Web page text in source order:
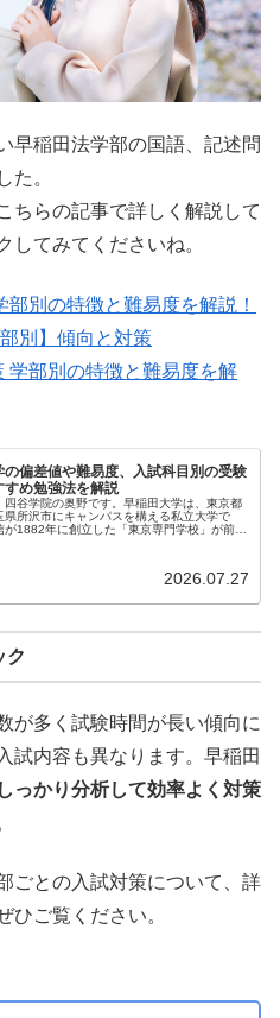
早稲田法学部の国語、記述問
た。
ちらの記事で詳しく解説して
してみてくださいね。
別の特徴と難易度を解説！
別】傾向と対策
部別の特徴と難易度を解
の偏差値や難易度、入試科目別の受験
すめ勉強法を解説
四谷学院の奥野です。早稲田大学は、東京都
県所沢市にキャンパスを構える私立大学で
が1882年に創立した「東京専門学校」が前身
2026.07.27
ク
が多く試験時間が長い傾向に
試内容も異なります。早稲田
っかり分析して効率よく対策
ごとの入試対策について、詳
ひご覧ください。